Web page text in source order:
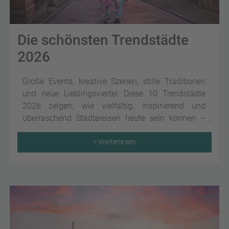
Die schönsten Trendstädte
2026
Große Events, kreative Szenen, stille Traditionen
und neue Lieblingsviertel: Diese 10 Trendstädte
2026 zeigen, wie vielfältig, inspirierend und
überraschend Städtereisen heute sein können –
weltweit.
> Weiterlesen